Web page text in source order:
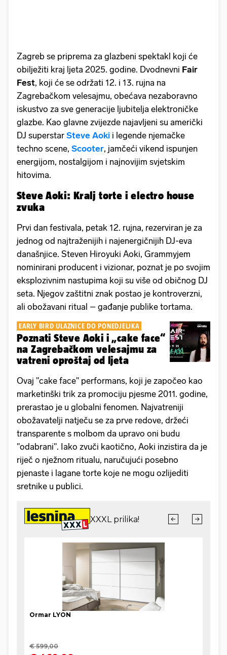
Zagreb se priprema za glazbeni spektakl koji će
obilježiti kraj ljeta 2025. godine. Dvodnevni Fair
Fest, koji će se održati 12. i 13. rujna na
Zagrebačkom velesajmu, obećava nezaboravno
iskustvo za sve generacije ljubitelja elektroničke
glazbe. Kao glavne zvijezde najavljeni su američki
DJ superstar Steve Aoki i legende njemačke
techno scene, Scooter, jamčeći vikend ispunjen
energijom, nostalgijom i najnovijim svjetskim
hitovima.
Steve Aoki: Kralj torte i electro house
zvuka
Prvi dan festivala, petak 12. rujna, rezerviran je za
jednog od najtraženijih i najenergičnijih DJ-eva
današnjice. Steven Hiroyuki Aoki, Grammyjem
nominirani producent i vizionar, poznat je po svojim
eksplozivnim nastupima koji su više od običnog DJ
seta. Njegov zaštitni znak postao je kontroverzni,
ali obožavani ritual – gađanje publike tortama.
EARLY BIRD ULAZNICE DO PONEDJELJKA
Poznati Steve Aoki i „cake face“
na Zagrebačkom velesajmu za
vatreni oproštaj od ljeta
Ovaj "cake face" performans, koji je započeo kao
marketinški trik za promociju pjesme 2011. godine,
prerastao je u globalni fenomen. Najvatreniji
obožavatelji natječu se za prve redove, držeći
transparente s molbom da upravo oni budu
"odabrani". Iako zvuči kaotično, Aoki inzistira da je
riječ o nježnom ritualu, naručujući posebno
pjenaste i lagane torte koje ne mogu ozlijediti
sretnike u publici.